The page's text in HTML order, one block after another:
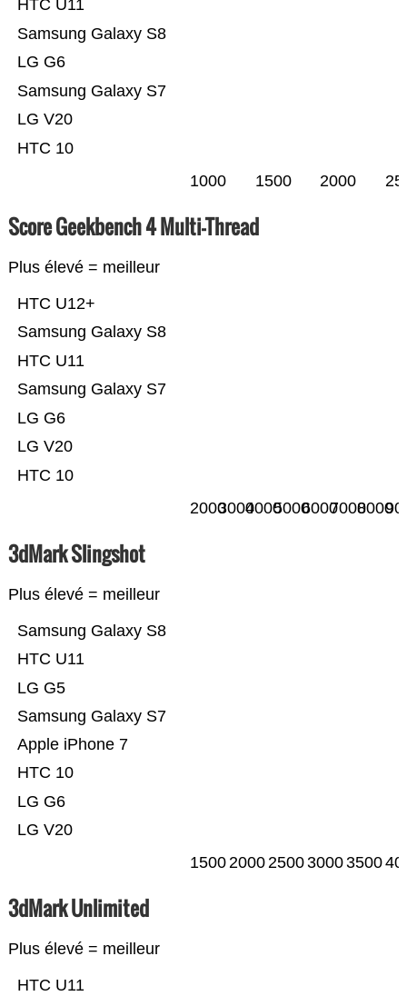
HTC 10
LG V20
Samsung Galaxy S7
LG G6
Samsung Galaxy S8
HTC U11
1000 1500 2000
Score Geekbench 4 Multi-Thread
Plus élevé = meilleur
HTC 10
LG V20
LG G6
Samsung Galaxy S7
HTC U11
Samsung Galaxy S8
HTC U12+
2000300040005000600070008000
3dMark Slingshot
Plus élevé = meilleur
LG V20
LG G6
HTC 10
Apple iPhone 7
Samsung Galaxy S7
LG G5
HTC U11
Samsung Galaxy S8
15002000250030003500
3dMark Unlimited
Plus élevé = meilleur
HTC U11